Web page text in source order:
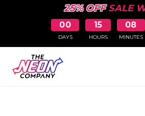
25% OFFSALE
00
DAYS
15
HOURS
08
MINUTES
PAGINA NIET